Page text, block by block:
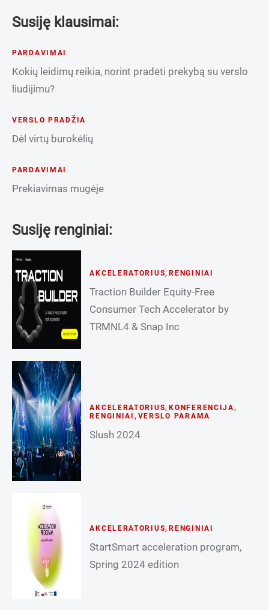
Susiję klausimai:
PARDAVIMAI
Kokių leidimų reikia, norint pradėti prekybą su verslo
liudijimu?
VERSLO PRADŽIA
Dėl virtų burokėlių
PARDAVIMAI
Prekiavimas mugėje
Susiję renginiai:
AKCELERATORIUS, RENGINIAI
Traction Builder Equity-Free
Consumer Tech Accelerator by
TRMNL4 & Snap Inc
AKCELERATORIUS, KONFERENCIJA,
RENGINIAI , VERSLO PARAMA
Slush 2024
AKCELERATORIUS, RENGINIAI
StartSmart acceleration program,
Spring 2024 edition